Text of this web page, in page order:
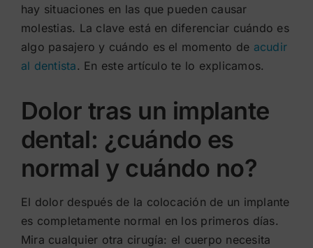
hay situaciones en las que pueden causar
molestias. La clave está en diferenciar cuándo es
algo pasajero y cuándo es el momento de acudir
al dentista. En este artículo te lo explicamos.
Dolor tras un implante
dental: ¿cuándo es
normal y cuándo no?
El dolor después de la colocación de un implante
es completamente normal en los primeros días.
Mira cualquier otra cirugía: el cuerpo necesita